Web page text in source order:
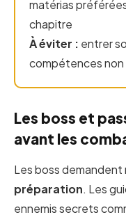
matérias
chapitre
À éviter : entrer
compétences
Les boss et
avant les
Les boss
préparation. Les
ennemis secrets